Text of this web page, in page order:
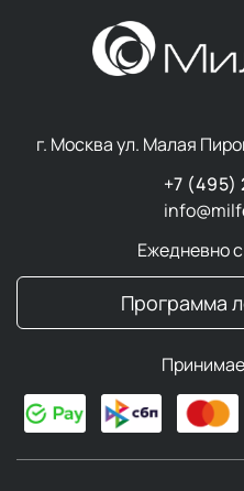
г. Москва ул. Малая
+7 (495)
Ежедневно
Программа